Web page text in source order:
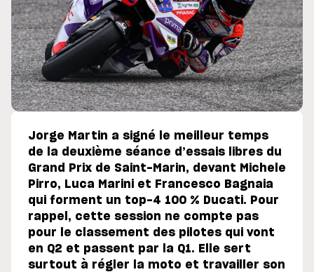
Jorge Martin a signé le meilleur temps
de la deuxième séance d’essais libres du
Grand Prix de Saint-Marin, devant Michele
Pirro, Luca Marini et Francesco Bagnaia
qui forment un top-4 100 % Ducati. Pour
rappel, cette session ne compte pas
pour le classement des pilotes qui vont
en Q2 et passent par la Q1. Elle sert
surtout à régler la moto et travailler son